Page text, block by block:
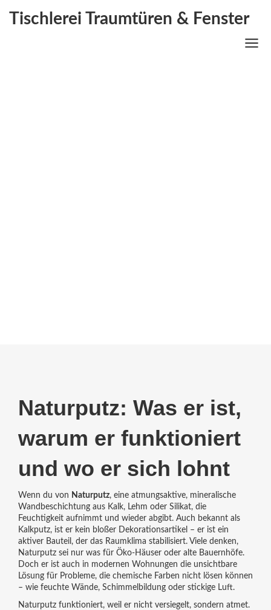
Tischlerei Traumtüren & Fenster
Naturputz: Was er ist,
warum er funktioniert
und wo er sich lohnt
Wenn du von Naturputz, eine atmungsaktive, mineralische
Wandbeschichtung aus Kalk, Lehm oder Silikat, die
Feuchtigkeit aufnimmt und wieder abgibt. Auch bekannt als
Kalkputz, ist er kein bloßer Dekorationsartikel – er ist ein
aktiver Bauteil, der das Raumklima stabilisiert.Viele denken,
Naturputz sei nur was für Öko-Häuser oder alte Bauernhöfe.
Doch er ist auch in modernen Wohnungen die unsichtbare
Lösung für Probleme, die chemische Farben nicht lösen können
– wie feuchte Wände, Schimmelbildung oder stickige Luft.
Naturputz funktioniert, weil er nicht versiegelt, sondern atmet.